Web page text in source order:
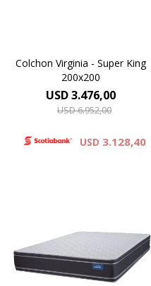
Colchon Virginia - Super King
200x200
USD3.476,00
USD6.952,00
USD 3.128,40
personas de gran contextura
Máxima Densidad
Copolimérica 60 kg.